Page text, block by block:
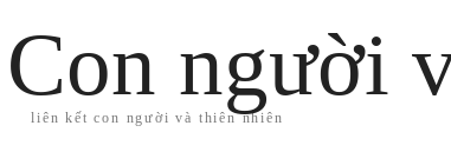
người
liên kết con người và thiên nhiên